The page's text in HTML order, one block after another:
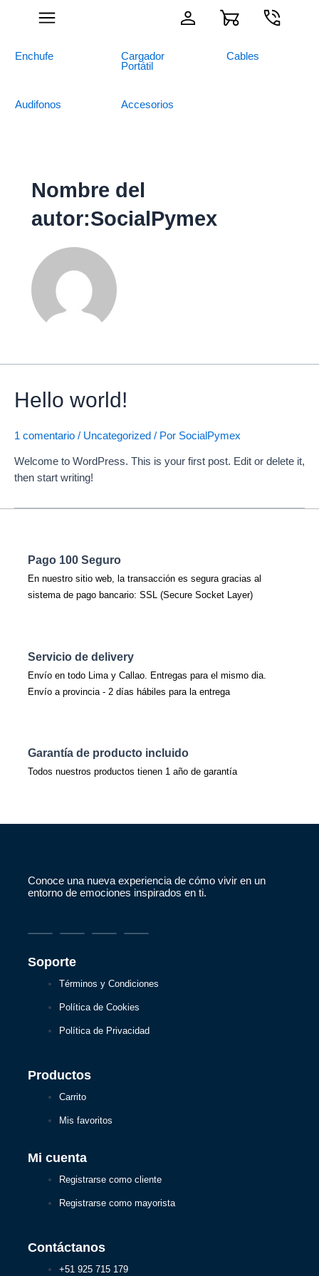
Enchufe
Cargador
Portátil
Cables
Audifonos Accesorios
Nombre del
autor:SocialPymex
Hello world!
1 comentario / Uncategorized / Por SocialPymex
Welcome to WordPress. This is your first post. Edit or delete it,
then start writing!
Pago 100 Seguro
En nuestro sitio web, la transacción es segura gracias al
sistema de pago bancario: SSL (Secure Socket Layer)
Servicio de delivery
Envío en todo Lima y Callao. Entregas para el mismo dia.
Envío a provincia - 2 días hábiles para la entrega
Garantía de producto incluido
Todos nuestros productos tienen 1 año de garantía
Conoce una nueva experiencia de cómo vivir en un
entorno de emociones inspirados en ti.
Soporte
Términos y Condiciones
Política de Cookies
Política de Privacidad
Productos
Carrito
Mis favoritos
Mi cuenta
Registrarse como cliente
Registrarse como mayorista
Contáctanos
+51 925 715 179